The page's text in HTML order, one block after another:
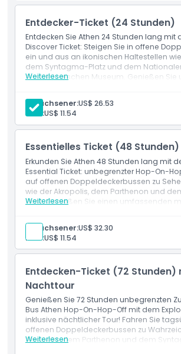
verborgene Schätze und
einem umfassenden Paket zu entdecken.
Ihr offenes Bus-Abenteuer in Athen und
Beste der historischen griechischen
Highlights
Inklusivleistungen
Richtlinie für Kinder und Erwachsene
Dinge, die Sie wissen sollten
Stornierungsbedingungen
Entdecker-Ticket (24 Stunden)
Entdecken Sie Athen 24 Stunden lang mit
Discover Ticket: Steigen Sie in offene
ein und aus an ikonischen Haltestellen
dem Syntagma-Platz und dem
Archäologischen Museum. Genießen Sie
Audiokommentar, kostenfreies WLAN an
Routenaktualisierungen – perfekt für
flexibles, rundum sorgloses Sightseeing-
suchen.
Weiterlesen
Erwachsener:US$ 26.53
Kind:US$ 11.54
Essentielles Ticket (48 Stunden)
Erkunden Sie Athen 48 Stunden lang mit
Essential Ticket: unbegrenzter Hop-On-
auf offenen Doppeldeckerbussen zu
wie der Akropolis, dem Parthenon und
Platz. Genießen Sie einen umfassenden
Updates für ein nahtloses, tiefgehendes
Erlebnis in Athen.
Weiterlesen
Erwachsener:US$ 32.30
Kind:US$ 11.54
Entdecken-Ticket (72 Stunden)
Nachttour
Genießen Sie 72 Stunden unbegrenzten
Bus Athen Hop-On-Hop-Off mit dem
inklusive nächtlicher Tour! Fahren Sie
offenen Doppeldeckerbussen zu
Akropolis, dem Parthenon und dem
Weiterlesen